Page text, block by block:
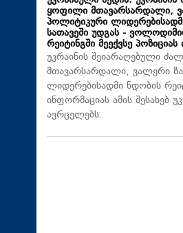
ყოფილი მთავარსარდალი,
პოლიტიკური
სათავეში უდგას -
რეიტინგში მეექვსე პოზიციას
უკრაინის შეიარაღებული
მთავარსარდალი, ვალერი
ლიდერებისადმი ნდობის
ინფორმაციას ამის შესახებ
ავრცელებს.